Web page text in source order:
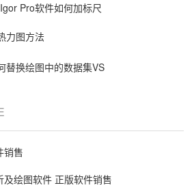
Igor Pro软件如何加标尺
力图方法
替换绘图中的数据集VS
销售
绘图软件 正版软件销售